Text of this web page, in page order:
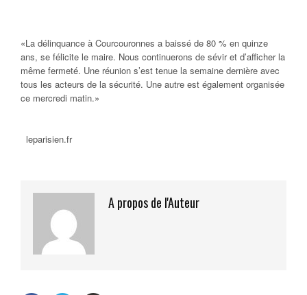
«La délinquance à Courcouronnes a baissé de 80 % en quinze
ans, se félicite le maire. Nous continuerons de sévir et d’afficher la
même fermeté. Une réunion s’est tenue la semaine dernière avec
tous les acteurs de la sécurité. Une autre est également organisée
ce mercredi matin.»
leparisien.fr
A propos de l'Auteur